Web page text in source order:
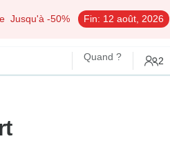
Jusqu'à -50% Fin: 12 août, 2026
Quand ? 2